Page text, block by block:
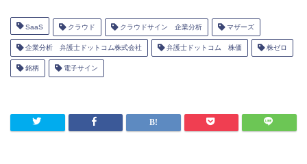
SaaS クラウド クラウドサイン 企業分析 マザーズ
企業分析 弁護士ドットコム株式会社 弁護士ドットコム 株価 株ゼロ
銘柄 電子サイン